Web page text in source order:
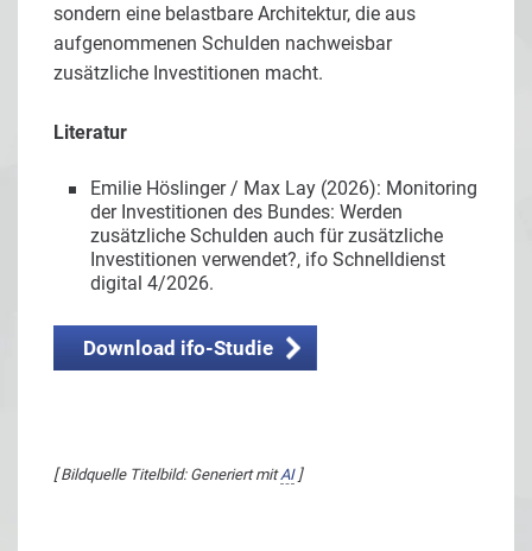
sondern eine belastbare Architektur, die aus
aufgenommenen Schulden nachweisbar
zusätzliche Investitionen macht.
Literatur
Emilie Höslinger / Max Lay (2026): Monitoring
der Investitionen des Bundes: Werden
zusätzliche Schulden auch für zusätzliche
Investitionen verwendet?, ifo Schnelldienst
digital 4/2026.
Download ifo-Studie
[ Bildquelle Titelbild: Generiert mitAI]